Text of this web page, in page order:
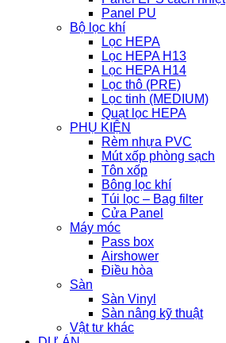
Panel PU
Bộ lọc khí
Lọc HEPA
Lọc HEPA H13
Lọc HEPA H14
Lọc thô (PRE)
Lọc tinh (MEDIUM)
Quạt lọc HEPA
PHỤ KIỆN
Rèm nhựa PVC
Mút xốp phòng sạch
Tôn xốp
Bông lọc khí
Túi lọc – Bag filter
Cửa Panel
Máy móc
Pass box
Airshower
Điều hòa
Sàn
Sàn Vinyl
Sàn nâng kỹ thuật
Vật tư khác